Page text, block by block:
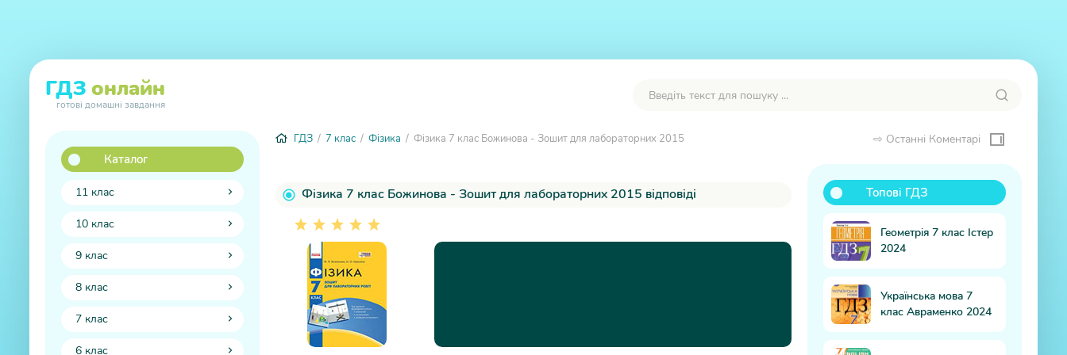
ГДЗ онлайн
готові домашні завдання
Каталог
11 клас
10 клас
9 клас
8 клас
7 клас
6 клас
ГДЗ / 7 клас / Фізика / Фізика 7 клас Божинова - Зошит для лабораторних 2015
Фізика 7 клас Божинова - Зошит для лабораторних 2015 відповіді
⇨ Останні Коментарі
Топові ГДЗ
Геометрія 7 клас Істер
2024
Українська мова 7
клас Авраменко 2024